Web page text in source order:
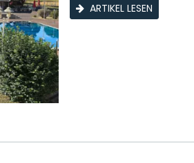
ARTIKEL LESEN